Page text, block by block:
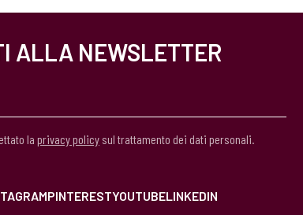
ALLA NEWSLETTER
la privacy policy sul trattamento dei dati personali.
PINTERESTYOUTUBELINKEDIN